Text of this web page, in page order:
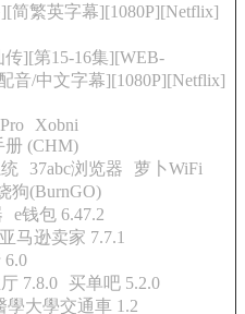
简繁英字幕][1080P][Netflix]
][第15-16集][WEB-
音/中文字幕][1080P][Netflix]
Xobni
册 (CHM)
37abc浏览器
萝卜WiFi
狗(BurnGO)
e钱包 6.47.2
亚马逊卖家 7.7.1
6.0
7.8.0 买单吧 5.2.0
學大學交通車 1.2